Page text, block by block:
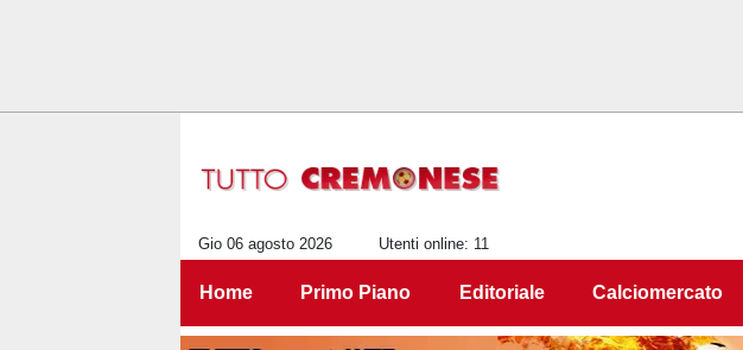
Gio 06 agosto 2026 Utenti online: 11
Home Primo Piano Editoriale Calciomercato